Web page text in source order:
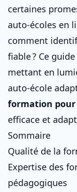
certaines
auto-écoles en
comment
fiable ? Ce
mettant en
auto-école
formation
efficace et
Sommaire
Qualité de la
Expertise des
pédagogiques